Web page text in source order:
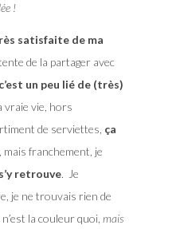
!
satisfaite de ma
de la partager avec
c’est un peu lié de (très)
vraie vie, hors
de serviettes, ça
mais franchement, je
retrouve. Je
je ne trouvais rien de
la couleur quoi, mais